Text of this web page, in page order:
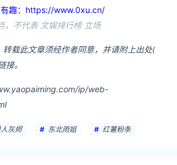
有趣：https://www.0xu.cn/
，不代表 文娱排行榜 立场
转载此文章须经作者同意，并请附上出处(
接。
ip/web-
灰烬 东北雨姐 红薯粉条